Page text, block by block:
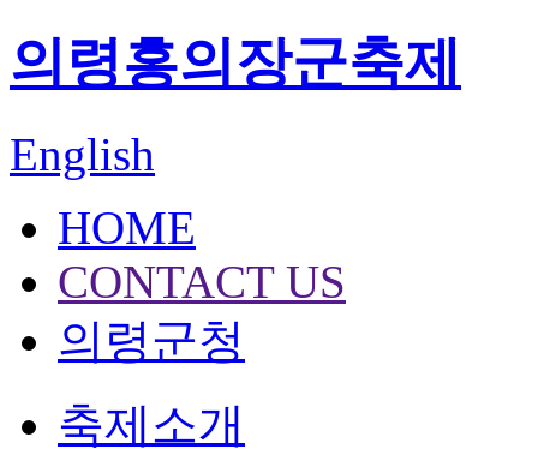
의령홍의장군축제
English
HOME
CONTACT US
의령군청
축제소개